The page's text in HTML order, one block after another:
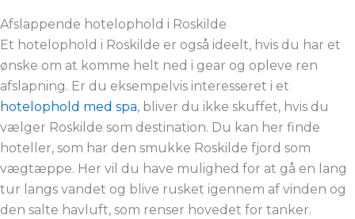
Afslappende hotelophold i Roskilde
Et hotelophold i Roskilde er også ideelt, hvis du har et
ønske om at komme helt ned i gear og opleve ren
afslapning. Er du eksempelvis interesseret i et
hotelophold med spa, bliver du ikke skuffet, hvis du
vælger Roskilde som destination. Du kan her finde
hoteller, som har den smukke Roskilde fjord som
vægtæppe. Her vil du have mulighed for at gå en lang
tur langs vandet og blive rusket igennem af vinden og
den salte havluft, som renser hovedet for tanker.